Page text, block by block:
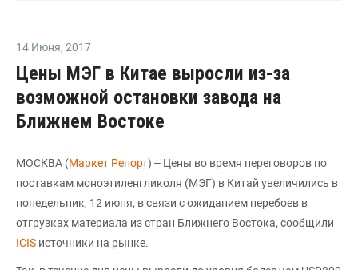
14 Июня, 2017
Цены МЭГ в Китае выросли из-за
возможной остановки завода на
Ближнем Востоке
МОСКВА (Маркет Репорт) -- Цены во время переговоров по
поставкам моноэтиленгликоля (МЭГ) в Китай увеличились в
понедельник, 12 июня, в связи с ожиданием перебоев в
отгрузках материала из стран Ближнего Востока, сообщили
ICIS источники на рынке.